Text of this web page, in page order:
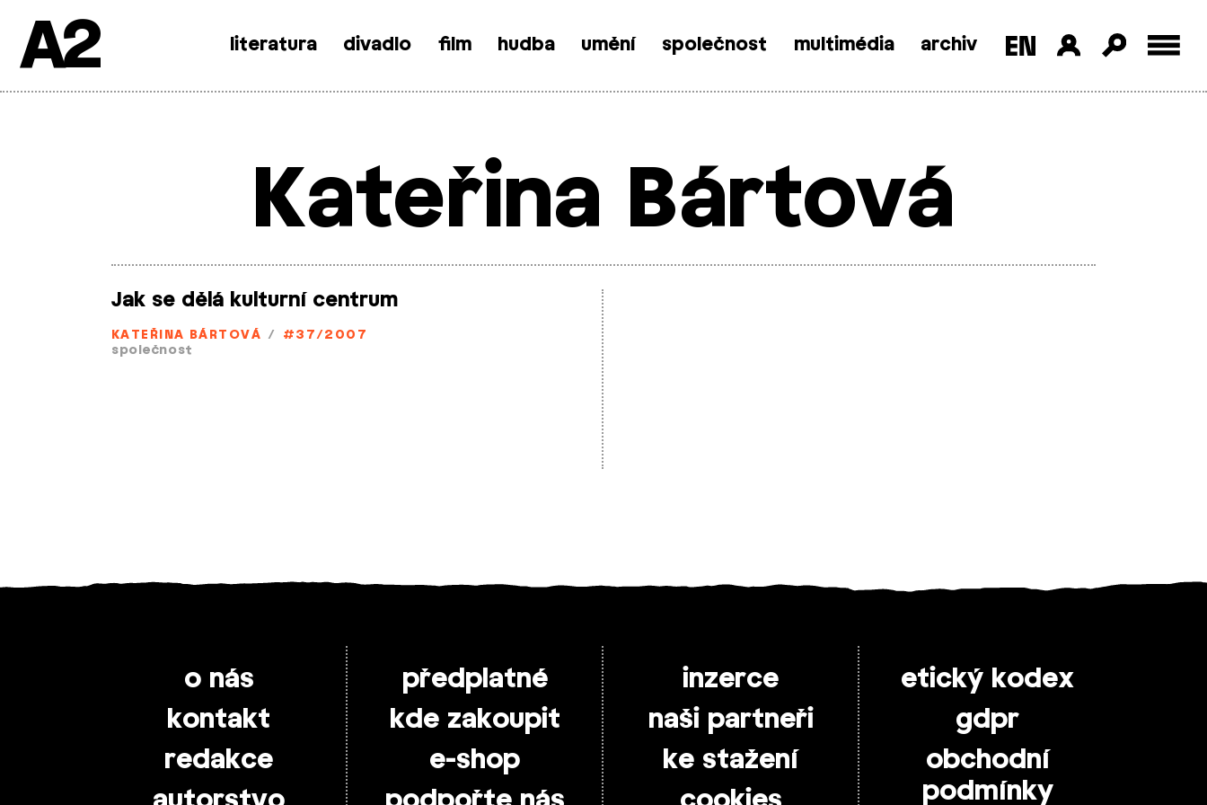
SkipA2 literatura divadlo film hudba umění společnost multimédia archiv
Kateřina Bártová
Jak se dělá kulturní centrum
KATEŘINA BÁRTOVÁ /
#37/2007
společnost
o nás
kontakt
redakce
předplatné
kde zakoupit
e-shop
inzerce
naši partneři
ke stažení
etický kodex
gdpr
obchodní
podmínky